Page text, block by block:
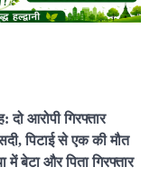
दो आरोपी गिरफ्तार
पिटाई से एक की मौत
बेटा और पिता गिरफ्तार